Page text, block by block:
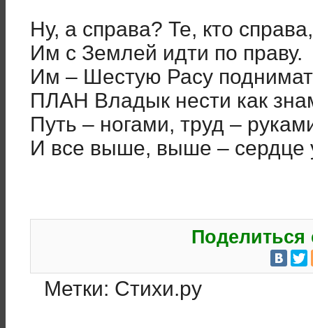
Ну, а справа? Те, кто справа,
Им с Землей идти по праву.
Им – Шестую Расу
ПЛАН Владык нести как
Путь – ногами, труд –
И все выше, выше – сердце
Поделиться
Метки: Стихи.ру